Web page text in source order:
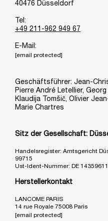
40476 Düsseldorf
Tel:
+49 211-962 949 67
E-Mail:
[email protected]
Geschäftsführer: Jean-
Pierre André Letellier, Georg
Klaudija Tomšič, Olivier
Marie Chartres
Sitz der Gesellschaft:
Handelsregister: Amtsgericht
99715
Ust-Ident-Nummer: DE 14359611
Herstellerkontakt
LANCOME PARIS
14 rue Royale 75008 Paris
[email protected]